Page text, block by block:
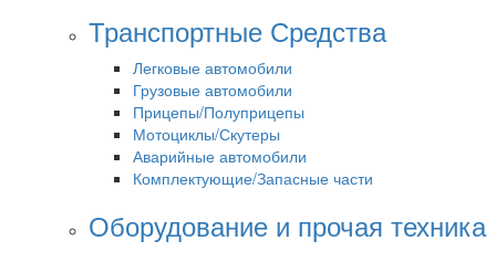
Транспортные Средства
Легковые автомобили
Грузовые автомобили
Прицепы/Полуприцепы
Мотоциклы/Скутеры
Аварийные автомобили
Комплектующие/Запасные части
Оборудование и прочая техника